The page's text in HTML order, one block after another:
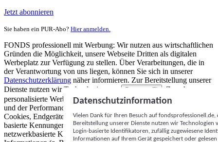
Jetzt abonnieren
Sie haben ein PUR-Abo? Hier anmelden.
FONDS professionell mit Werbung: Wir nutzen aus wirtschaftlichen
Gründen die Möglichkeit, unsere Webseite Dritten als digitalen
Werbeplatz zur Verfügung zu stellen. Über Verarbeitungen, die in
der Verantwortung von uns liegen, können Sie sich in unserer
Datenschutzerklärung näher informieren. Zur Bereitstellung unserer
Dienste nutzen wir Technologien von
Partnern (5)
. Zwecke:
personalisierte Werbung und Inhalte, Messung von Werbeleistung
und der Performance von Inhalten sowie Zielgruppenforschung.
Cookies, Endgeräte- oder ähnliche Online-Kennungen (z. B. login-
basierte Kennungen, zufällig generierte Kennungen,
netzwerkbasierte Kennungen) können zusammen mit anderen
Datenschutzinformation
Vielen Dank für Ihren Besuch auf
Bereitstellung unserer Dienste nutzen wir Technologien
Login-basierte Identifikatoren, zufällig zugewiesene
Informationen auf Ihrem Gerät gespeichert oder